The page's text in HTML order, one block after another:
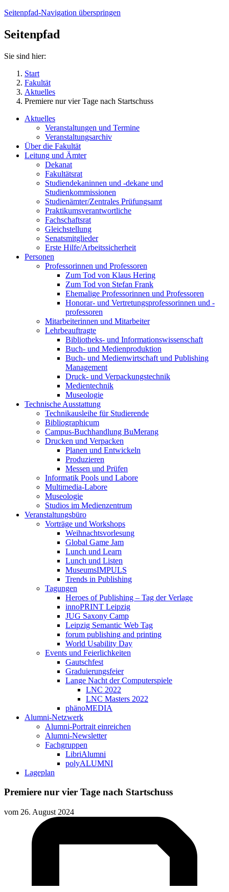
Seitenpfad-Navigation überspringen
Seitenpfad
Sie sind hier:
Start
Fakultät
Aktuelles
Premiere nur vier Tage nach Startschuss
Aktuelles
Veranstaltungen und Termine
Veranstaltungsarchiv
Über die Fakultät
Leitung und Ämter
Dekanat
Fakultätsrat
Studiendekaninnen und -dekane und
Studienkommissionen
Studienämter/Zentrales Prüfungsamt
Praktikumsverantwortliche
Fachschaftsrat
Gleichstellung
Senatsmitglieder
Erste Hilfe/Arbeitssicherheit
Personen
Professorinnen und Professoren
Zum Tod von Klaus Hering
Zum Tod von Stefan Frank
Ehemalige Professorinnen und Professoren
Honorar- und Vertretungsprofessorinnen und -
professoren
Mitarbeiterinnen und Mitarbeiter
Lehrbeauftragte
Bibliotheks- und Informationswissenschaft
Buch- und Medienproduktion
Buch- und Medienwirtschaft und Publishing
Management
Druck- und Verpackungstechnik
Medientechnik
Museologie
Technische Ausstattung
Technikausleihe für Studierende
Bibliographicum
Campus-Buchhandlung BuMerang
Drucken und Verpacken
Planen und Entwickeln
Produzieren
Messen und Prüfen
Informatik Pools und Labore
Multimedia-Labore
Museologie
Studios im Medienzentrum
Veranstaltungsbüro
Vorträge und Workshops
Weihnachtsvorlesung
Global Game Jam
Lunch und Learn
Lunch und Listen
MuseumsIMPULS
Trends in Publishing
Tagungen
Heroes of Publishing – Tag der Verlage
innoPRINT Leipzig
JUG Saxony Camp
Leipzig Semantic Web Tag
forum publishing and printing
World Usability Day
Events und Feierlichkeiten
Gautschfest
Graduierungsfeier
Lange Nacht der Computerspiele
LNC 2022
LNC Masters 2022
phänoMEDIA
Alumni-Netzwerk
Alumni-Portrait einreichen
Alumni-Newsletter
Fachgruppen
LibriAlumni
polyALUMNI
Lageplan
Premiere nur vier Tage nach Startschuss
vom 26. August 2024